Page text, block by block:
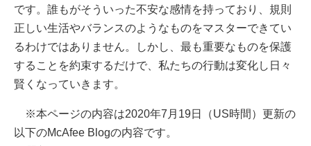
です。誰もがそういった不安な感情を持っており、規則
正しい生活やバランスのようなものをマスターできてい
るわけではありません。しかし、最も重要なものを保護
することを約束するだけで、私たちの行動は変化し日々
賢くなっていきます。
※本ページの内容は2020年7月19日（US時間）更新の
以下のMcAfee Blogの内容です。